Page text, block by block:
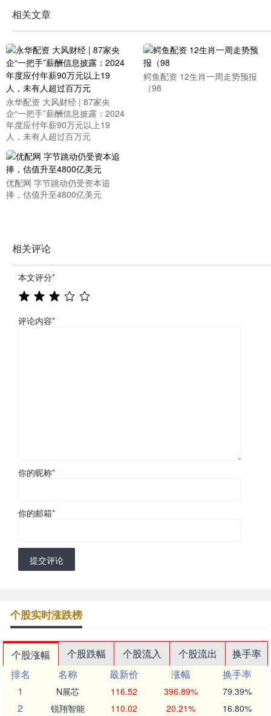
相关文章
永华配资 大风财经 | 87家央
企“一把手”薪酬信息披露：2024
年度应付年薪90万元以上19
人，未有人超过百万元
鳄鱼配资 12生肖一周走势预报
（98
优配网 字节跳动仍受资本追
捧，估值升至4800亿美元
相关评论
本文评分*
评论内容*
你的昵称*
你的邮箱*
提交评论
个股实时涨跌榜
个股涨幅 个股跌幅 个股流入 个股流出
换手率
排名
名称 最新价 涨幅
换手率
1
N展芯 116.52 396.89% 79.39%
2 锐翔智能 110.02 20.21% 16.80%